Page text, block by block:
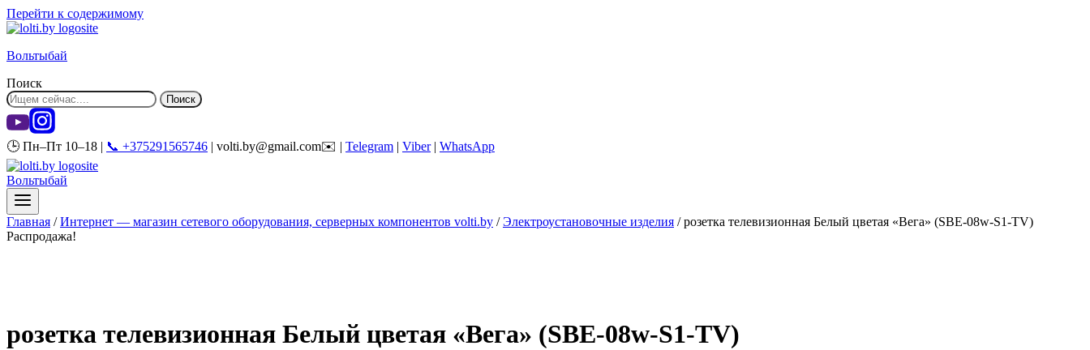
Перейти к содержимому
Вольтыбай
Поиск
Поиск
🕒 Пн–Пт 10–18 | 📞 +375291565746 | volti.by@gmail.com✉️ | Telegram | Viber| WhatsApp
Вольтыбай
Главная / Интернет — магазин сетевого оборудования, серверных компонентов volti.by / Электроустановочные изделия / розетка телевизионная Белый цветая «Вега» (SBE-08w-S1-TV)
Распродажа!
розетка телевизионная Белый цветая «Вега» (SBE-08w-S1-TV)